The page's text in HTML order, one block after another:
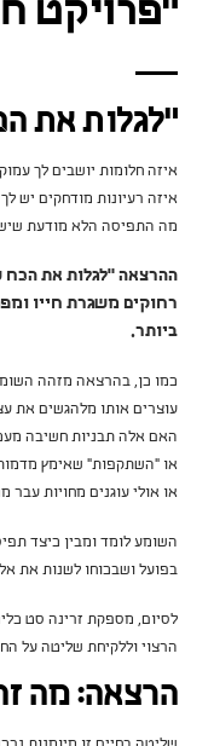
"פרויקט
"לגלות את
איזה חלומות יושבים לך
איזה רעיונות מודחקים יש
מה התפיסה הלא מודעת שיש
ההרצאה "לגלות את
רחוקים משגרת חייו
ביותר.
כמו כן, בהרצאה מזהה
עוצרים אותו מלהגשים את
האם אלה תבניות חשיבה
או "השתקפות" שאימץ
או אולי עוגנים מחויות עבר
השומע לומד ומבין כיצד
בפועל ושבכוחו לשנות את
לסיום, מספקת זרינה סט
הרצוי וללקיחת שליטה על
הרצאה: מה